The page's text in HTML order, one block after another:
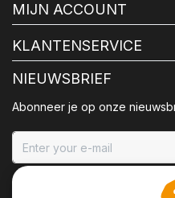
MIJN ACCOUNT
KLANTENSERVICE
NIEUWSBRIEF
Abonneer je op onze